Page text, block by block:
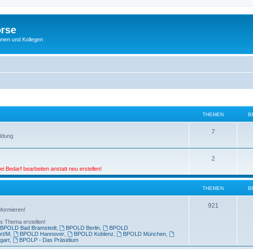
und Kollegen
THEMEN
7
Bedarf bearbeiten anstatt neu erstellen!
2
THEMEN
Thema erstellen!
BPOLD Bad Bramstedt, BPOLD Berlin
BPOLD
M, BPOLD Hannover, BPOLD Koblenz BPOLD München
, BPOLP - Das Präsidium
921